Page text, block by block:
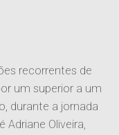
recorrentes de
um superior a um
durante a jornada
Adriane Oliveira,